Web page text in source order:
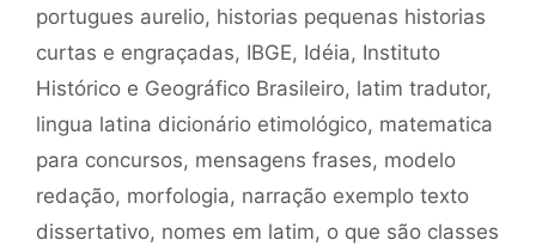
portugues aurelio, historias pequenas historias
curtas e engraçadas, IBGE, Idéia, Instituto
Histórico e Geográfico Brasileiro, latim tradutor,
lingua latina dicionário etimológico, matematica
para concursos, mensagens frases, modelo
redação, morfologia, narração exemplo texto
dissertativo, nomes em latim, o que são classes